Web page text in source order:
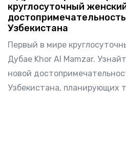
круглосуточный
Узбекистана
Первый в мире
Дубае Khor Al Mamzar.
новой
Узбекистана, планирующих